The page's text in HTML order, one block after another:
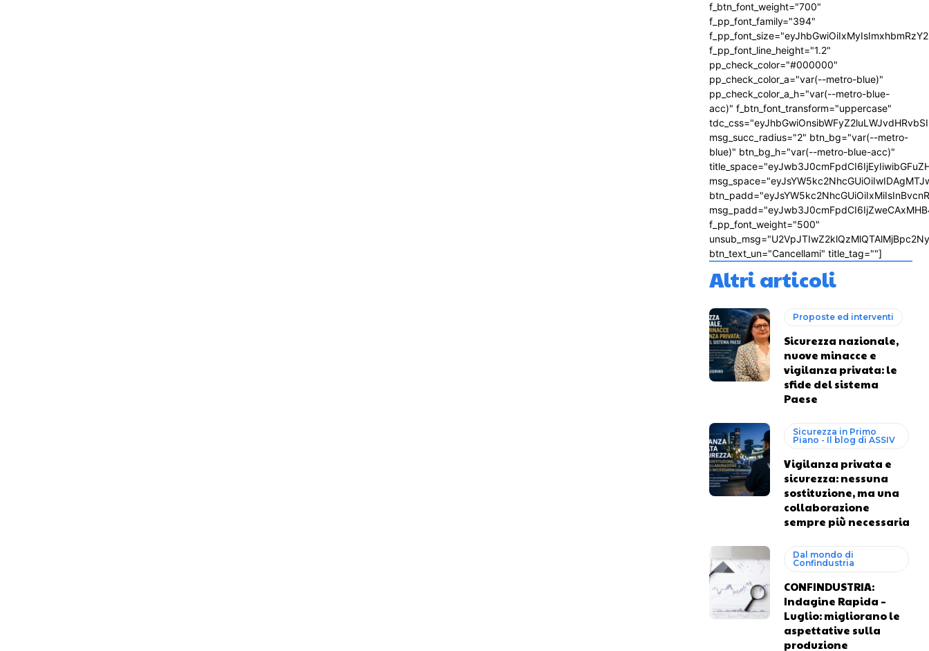
f_btn_font_weight="700"
f_pp_font_family="394"
f_pp_font_line_height="1.2"
pp_check_color="#000000"
pp_check_color_a="var(--metro-blue)"
pp_check_color_a_h="var(--metro-blue-
acc)" f_btn_font_transform="uppercase"
msg_succ_radius="2" btn_bg="var(--metro-
blue)" btn_bg_h="var(--metro-blue-acc)"
f_pp_font_weight="500"
btn_text_un="Cancellami" title_tag=""]
Altri articoli
Proposte ed interventi
Sicurezza nazionale,
nuove minacce e
vigilanza privata: le
sfide del sistema
Paese
Sicurezza in Primo
Piano - Il blog di ASSIV
Vigilanza privata e
sicurezza: nessuna
sostituzione, ma una
collaborazione
sempre più necessaria
Dal mondo di
Confindustria
CONFINDUSTRIA:
Indagine Rapida –
Luglio: migliorano le
aspettative sulla
produzione